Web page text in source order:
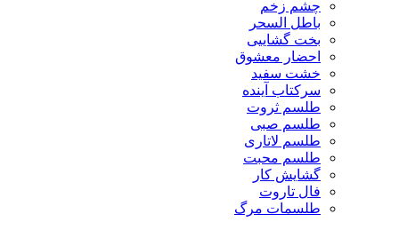
چشم زخم
باطل السحر
بخت گشاییی
احضار معشوق
خشت سفید
سرکتاب آینده
طلسم ثروت
طلسم صبی
طلسم لاتاری
طلسم محبت
گشایش کار
فال تاروت
طلسمات مرگ